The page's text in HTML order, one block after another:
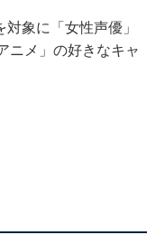
象に「女性声優」
ニメ」の好きなキャ